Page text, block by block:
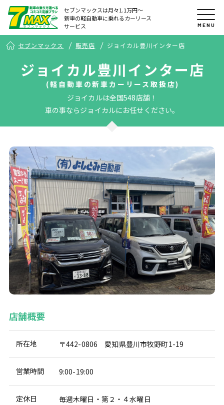
セブンマックスは月々1.1万円〜
新車の軽自動車に乗れるカーリース
サービス
MENU
セブンマックス 販売店 ジョイカル豊川インター店
ジョイカル豊川インター店
(軽自動車の新車カーリース取扱店)
ジョイカルは全国548店舗！
車の事ならジョイカルにお任せください。
店舗概要
所在地 〒442-0806 愛知県豊川市牧野町1-19
営業時間 9:00-19:00
定休日 毎週木曜日・第２・４水曜日